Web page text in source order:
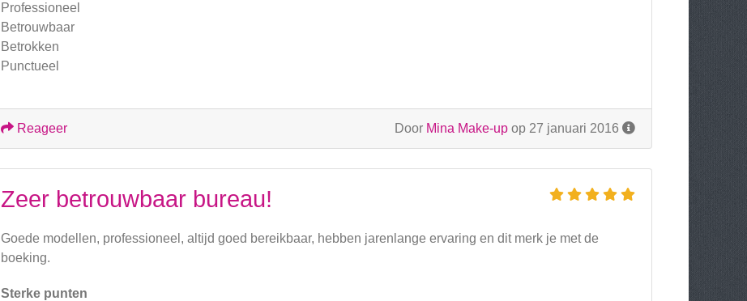
Professioneel
Betrouwbaar
Betrokken
Punctueel
Door Mina Make-up op 27 januari 2016
Reageer
Zeer betrouwbaar bureau!
Goede modellen, professioneel, altijd goed bereikbaar, hebben jarenlange ervaring en dit merk je met de
boeking.
Sterke punten